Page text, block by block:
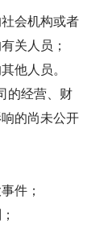
会机构或者
关人员；
他人员。
的经营、财
的尚未公开
件；